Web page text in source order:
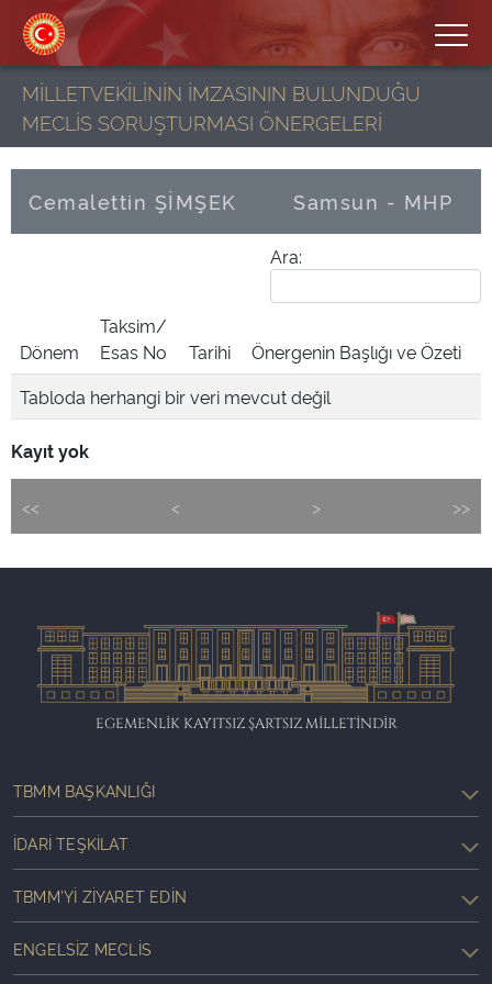
MİLLETVEKİLİNİN İMZASININ BULUNDUĞU
MECLİS SORUŞTURMASI ÖNERGELERİ
Cemalettin ŞİMŞEK Samsun - MHP
Ara:
Dönem
Taksim/
Esas No
Tarihi
Önergenin Başlığı ve Özeti
Tabloda herhangi bir veri mevcut değil
Kayıt yok
<< < > >>
EGEMENLİK KAYITSIZ ŞARTSIZ MİLLETİNDİR
TBMM BAŞKANLIĞI
İDARI TEŞKILAT
TBMM'YI ZIYARET EDIN
ENGELSIZ MECLIS